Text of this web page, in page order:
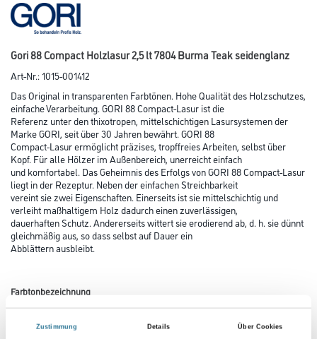
Zustimmung Details Über Cookies
Gori 88 Compact Holzlasur 2,5 lt 7804 Burma Teak seidenglanz
Art-Nr.:1015-001412
Das Original in transparenten Farbtönen. Hohe Qualität des Holzschutzes,
einfache Verarbeitung. GORI 88 Compact-Lasur ist die
Referenz unter den thixotropen, mittelschichtigen Lasursystemen der
Marke GORI, seit über 30 Jahren bewährt. GORI 88
Compact-Lasur ermöglicht präzises, tropffreies Arbeiten, selbst über
Kopf. Für alle Hölzer im Außenbereich, unerreicht einfach
und komfortabel. Das Geheimnis des Erfolgs von GORI 88 Compact-Lasur
liegt in der Rezeptur. Neben der einfachen Streichbarkeit
vereint sie zwei Eigenschaften. Einerseits ist sie mittelschichtig und
verleiht maßhaltigem Holz dadurch einen zuverlässigen,
dauerhaften Schutz. Andererseits wittert sie erodierend ab, d. h. sie dünnt
gleichmäßig aus, so dass selbst auf Dauer ein
Abblättern ausbleibt.
Farbtonbezeichnung